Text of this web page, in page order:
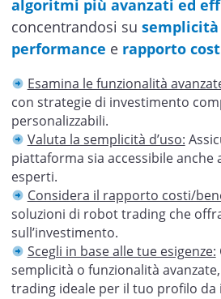
algoritmi più avanzati ed
concentrandosi su semplicità
performance e rapporto
Esamina le funzionalità
con strategie di investimento
personalizzabili.
Valuta la semplicità d’uso:
piattaforma sia accessibile anche
esperti.
Considera il rapporto costi/
soluzioni di robot trading che
sull’investimento.
Scegli in base alle tue esigenze:
semplicità o funzionalità
trading ideale per il tuo profilo da